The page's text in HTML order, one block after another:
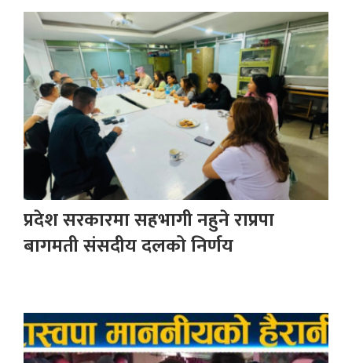
प्रदेश सरकारमा सहभागी नहुने राप्रपा
बागमती संसदीय दलको निर्णय